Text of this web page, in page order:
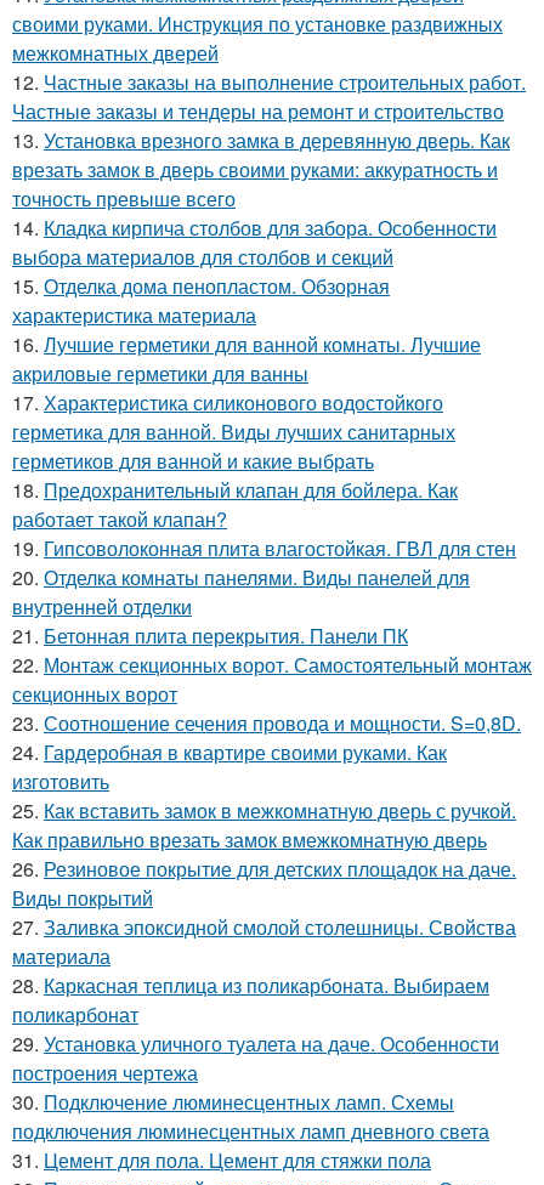
своими руками. Инструкция по установке раздвижных
межкомнатных дверей
12. Частные заказы на выполнение строительных работ.
Частные заказы и тендеры на ремонт и строительство
13. Установка врезного замка в деревянную дверь. Как
врезать замок в дверь своими руками: аккуратность и
точность превыше всего
14. Кладка кирпича столбов для забора. Особенности
выбора материалов для столбов и секций
15. Отделка дома пенопластом. Обзорная
характеристика материала
16. Лучшие герметики для ванной комнаты. Лучшие
акриловые герметики для ванны
17. Характеристика силиконового водостойкого
герметика для ванной. Виды лучших санитарных
герметиков для ванной и какие выбрать
18. Предохранительный клапан для бойлера. Как
работает такой клапан?
19. Гипсоволоконная плита влагостойкая. ГВЛ для стен
20. Отделка комнаты панелями. Виды панелей для
внутренней отделки
21. Бетонная плита перекрытия. Панели ПК
22. Монтаж секционных ворот. Самостоятельный монтаж
секционных ворот
23. Соотношение сечения провода и мощности. S=0,8D.
24. Гардеробная в квартире своими руками. Как
изготовить
25. Как вставить замок в межкомнатную дверь с ручкой.
Как правильно врезать замок вмежкомнатную дверь
26. Резиновое покрытие для детских площадок на даче.
Виды покрытий
27. Заливка эпоксидной смолой столешницы. Свойства
материала
28. Каркасная теплица из поликарбоната. Выбираем
поликарбонат
29. Установка уличного туалета на даче. Особенности
построения чертежа
30. Подключение люминесцентных ламп. Схемы
подключения люминесцентных ламп дневного света
31. Цемент для пола. Цемент для стяжки пола